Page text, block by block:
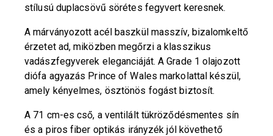
stílusú duplacsövű sörétes fegyvert keresnek.
A márványozott acél baszkül masszív, bizalomkeltő
érzetet ad, miközben megőrzi a klasszikus
vadászfegyverek eleganciáját. A Grade 1 olajozott
diófa agyazás Prince of Wales markolattal készül,
amely kényelmes, ösztönös fogást biztosít.
A 71 cm-es cső, a ventilált tükröződésmentes sín
és a piros fiber optikás irányzék jól követhető